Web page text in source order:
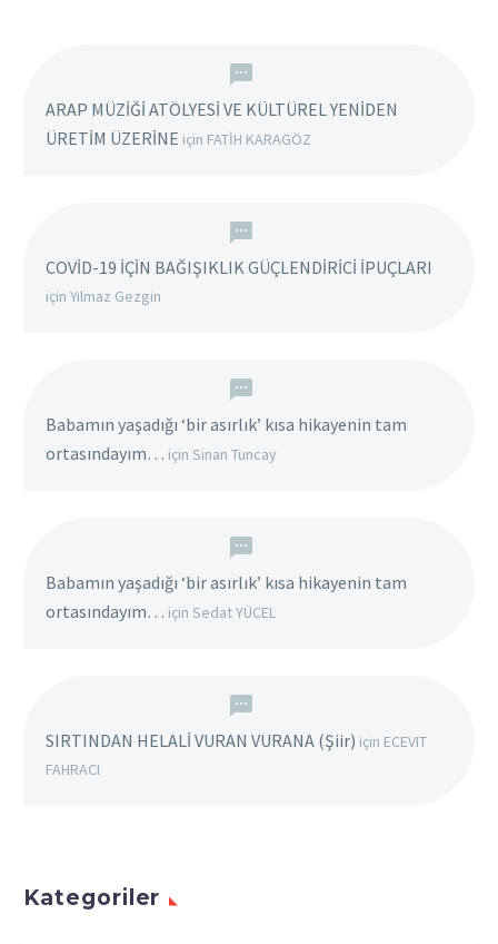
ARAP MÜZİĞİ ATÖLYESİ VE KÜLTÜREL YENİDEN
ÜRETİM ÜZERİNE için FATİH KARAGÖZ
COVİD-19 İÇİN BAĞIŞIKLIK GÜÇLENDİRİCİ İPUÇLARI
için Yılmaz Gezgin
Babamın yaşadığı ‘bir asırlık’ kısa hikayenin tam
ortasındayım… için Sinan Tuncay
Babamın yaşadığı ‘bir asırlık’ kısa hikayenin tam
ortasındayım… için Sedat YÜCEL
SIRTINDAN HELALİ VURAN VURANA (Şiir) için ECEVIT
FAHRACI
Kategoriler